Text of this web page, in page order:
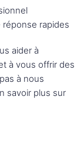
rapides
aider à
à vous offrir des
à nous
savoir plus sur